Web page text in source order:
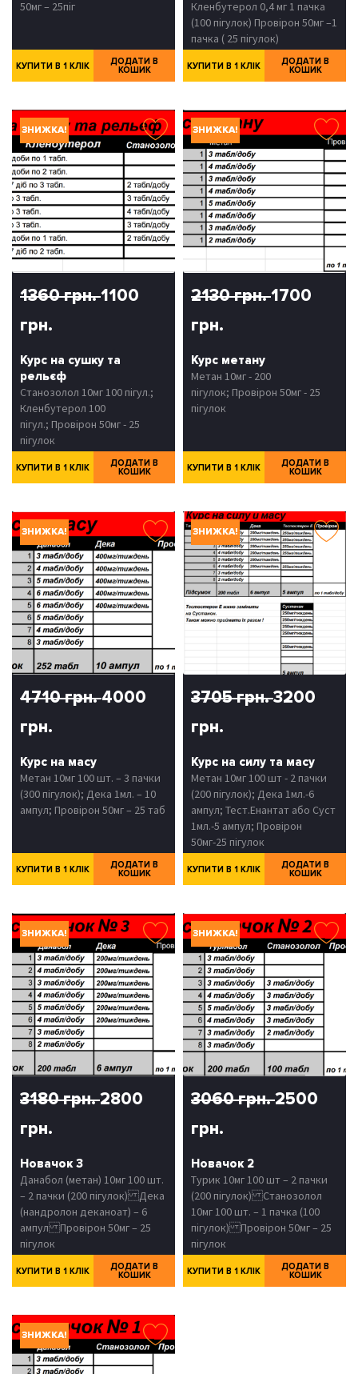
50мг – 25піг
КУПИТИ В 1 КЛІК
ДОДАТИ В
КОШИК
Кленбутерол 0,4 мг 1 пачка
(100 пігулок) Провірон 50мг –1
пачка ( 25 пігулок)
КУПИТИ В 1 КЛІК
ДОДАТИ В
КОШИК
1360 грн.1100
грн.
Курс на сушку та
рельєф
Станозолол 10мг 100 пігул.;
Кленбутерол 100
пігул.; Провірон 50мг - 25
пігулок
КУПИТИ В 1 КЛІК
ЗНИЖКА!
ДОДАТИ В
КОШИК
2130 грн.1700
грн.
Курс метану
Метан 10мг - 200
пігулок; Провірон 50мг - 25
пігулок
КУПИТИ В 1 КЛІК
ЗНИЖКА!
ДОДАТИ В
КОШИК
4710 грн.4000
грн.
Курс на масу
Метан 10мг 100 шт. – 3 пачки
(300 пігулок); Дека 1мл. – 10
ампул; Провірон 50мг – 25 таб
КУПИТИ В 1 КЛІК
ЗНИЖКА!
ДОДАТИ В
КОШИК
3705 грн.3200
грн.
Курс на силу та масу
Метан 10мг 100 шт - 2 пачки
(200 пігулок); Дека 1мл.-6
ампул; Тест.Енантат або Суст
1мл.-5 ампул; Провірон
50мг-25 пігулок
КУПИТИ В 1 КЛІК
ЗНИЖКА!
ДОДАТИ В
КОШИК
3180 грн.2800
грн.
Новачок 3
Данабол (метан) 10мг 100 шт.
– 2 пачки (200 пігулок) Дека
(нандролон деканоат) – 6
ампул Провірон 50мг – 25
пігулок
КУПИТИ В 1 КЛІК
ЗНИЖКА!
ДОДАТИ В
КОШИК
3060 грн.2500
грн.
Новачок 2
Турик 10мг 100 шт – 2 пачки
(200 пігулок) Станозолол
10мг 100 шт. – 1 пачка (100
пігулок) Провірон 50мг – 25
пігулок
КУПИТИ В 1 КЛІК
ЗНИЖКА!
ДОДАТИ В
КОШИК
ЗНИЖКА!